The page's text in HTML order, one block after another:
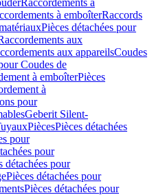
Raccordements à
à emboîterRaccords
Pièces détachées pour
aux
aux appareilsCoudes
Coudes de
à emboîterPièces
à
pour
Geberit Silent-
PiècesPièces détachées
pour
pour
détachées pour
Pièces détachées pour
Pièces détachées pour